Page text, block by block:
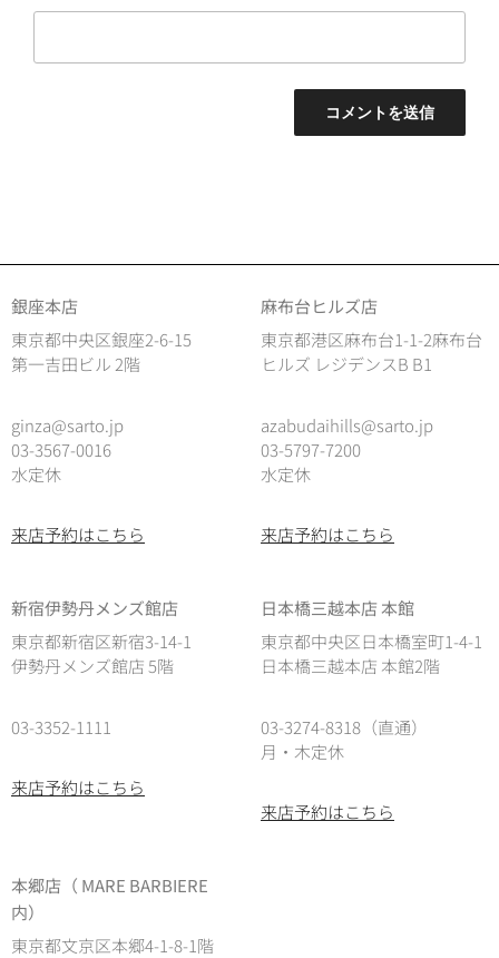
銀座本店
東京都中央区銀座2-6-15
第一吉田ビル 2階
ginza@sarto.jp
03-3567-0016
水定休
来店予約はこちら
麻布台ヒルズ店
東京都港区麻布台1-1-2麻布台
ヒルズ レジデンスB B1
azabudaihills@sarto.jp
03-5797-7200
水定休
来店予約はこちら
新宿伊勢丹メンズ館店
東京都新宿区新宿3-14-1
伊勢丹メンズ館店 5階
03-3352-1111
来店予約はこちら
日本橋三越本店 本館
東京都中央区日本橋室町1-4-1
日本橋三越本店 本館2階
03-3274-8318（直通）
月・木定休
来店予約はこちら
本郷店（ MARE BARBIERE
内）
東京都文京区本郷4-1-8-1階